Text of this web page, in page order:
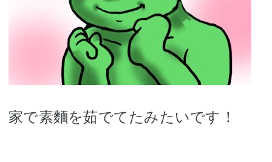
家で素麵を茹でてたみたいです！